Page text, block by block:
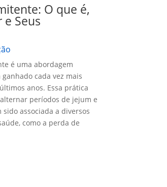
O que é,
e Seus
é uma abordagem
cada vez mais
anos. Essa prática
períodos de jejum e
associada a diversos
como a perda de